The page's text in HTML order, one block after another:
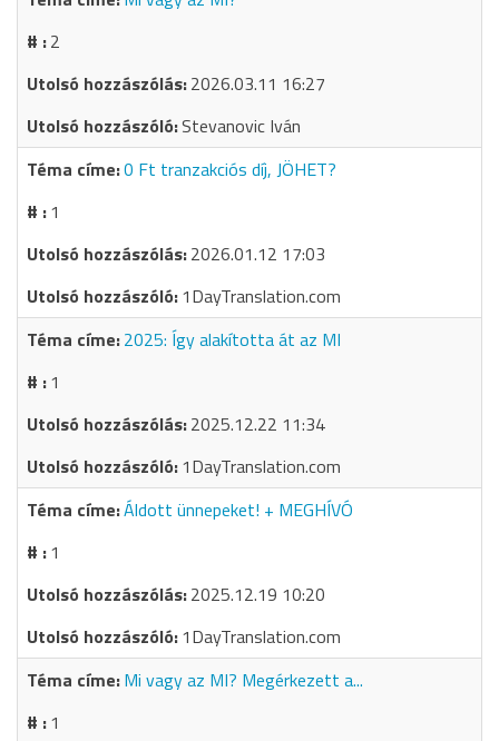
2
2026.03.11 16:27
Stevanovic Iván
0 Ft tranzakciós díj, JÖHET?
1
2026.01.12 17:03
1DayTranslation.com
2025: Így alakította át az MI
1
2025.12.22 11:34
1DayTranslation.com
Áldott ünnepeket! + MEGHÍVÓ
1
2025.12.19 10:20
1DayTranslation.com
Mi vagy az MI? Megérkezett a...
1